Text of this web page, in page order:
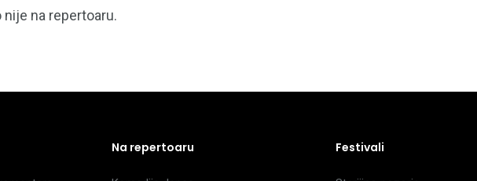
na repertoaru.
Na repertoaru Festivali